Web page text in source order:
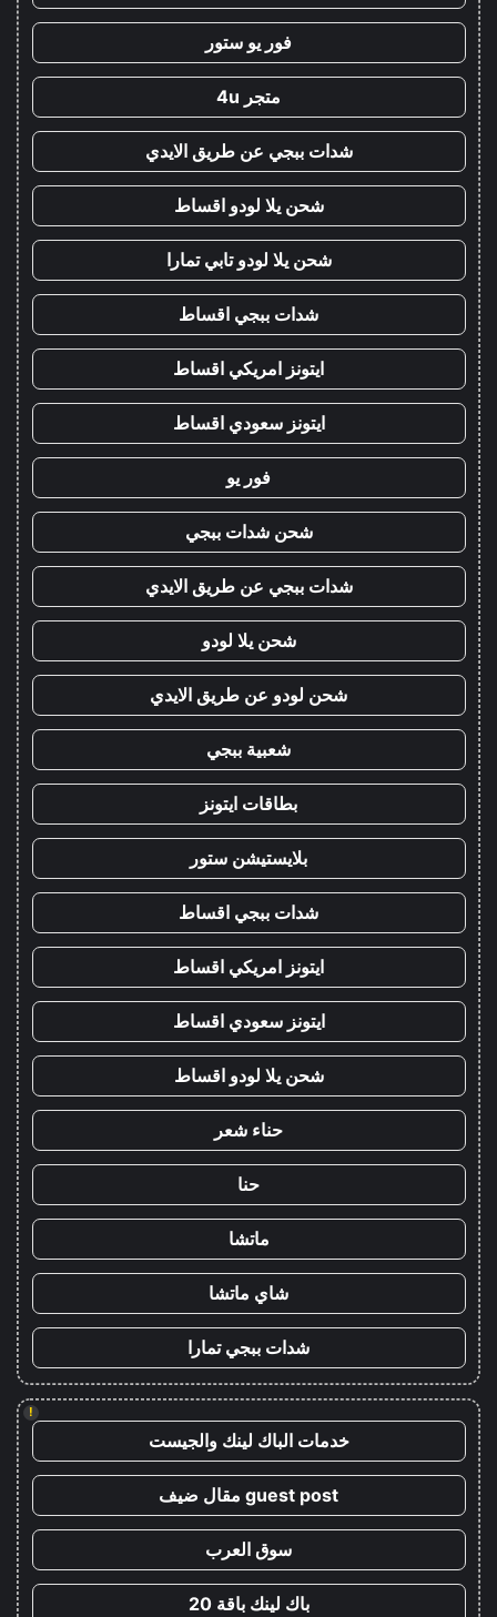
فور يو ستور
متجر 4u
شدات ببجي عن طريق الايدي
شحن يلا لودو اقساط
شحن يلا لودو تابي تمارا
شدات ببجي اقساط
ايتونز امريكي اقساط
ايتونز سعودي اقساط
فور يو
شحن شدات ببجي
شدات ببجي عن طريق الايدي
شحن يلا لودو
شحن لودو عن طريق الايدي
شعبية ببجي
بطاقات ايتونز
بلايستيشن ستور
شدات ببجي اقساط
ايتونز امريكي اقساط
ايتونز سعودي اقساط
شحن يلا لودو اقساط
حناء شعر
حنا
ماتشا
شاي ماتشا
شدات ببجي تمارا
!
خدمات الباك لينك والجيست
guest post مقال ضيف
سوق العرب
باك لينك باقة 20